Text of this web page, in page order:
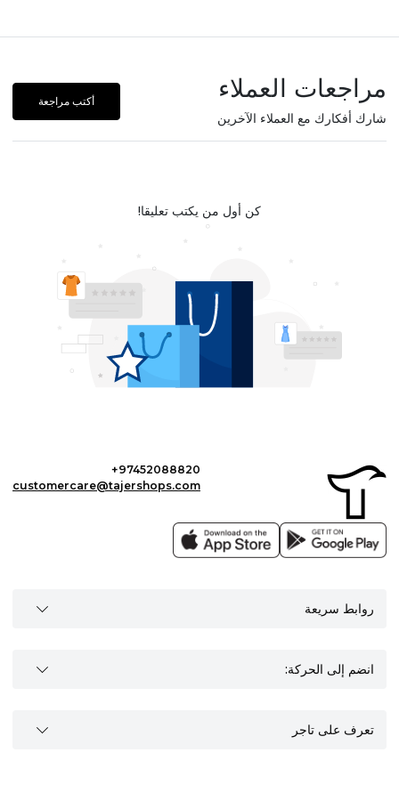
مراجعات العملاء
شارك أفكارك مع العملاء الآخرين
أكتب مراجعة
كن أول من يكتب تعليقا!
+97452088820
customercare@tajershops.com
روابط سريعة
انضم إلى الحركة:
تعرف على تاجر